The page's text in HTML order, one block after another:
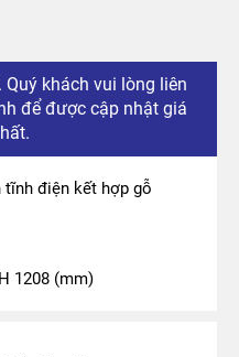
khách vui lòng liên
để được cập nhật giá
tĩnh điện kết hợp gỗ
1208 (mm)